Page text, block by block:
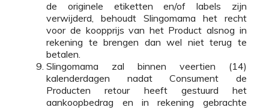
de originele etiketten en/of labels zijn
verwijderd, behoudt Slingomama het recht
voor de koopprijs van het Product alsnog in
rekening te brengen dan wel niet terug te
betalen.
Slingomama zal binnen veertien (14)
kalenderdagen nadat Consument de
Producten retour heeft gestuurd het
aankoopbedrag en in rekening gebrachte